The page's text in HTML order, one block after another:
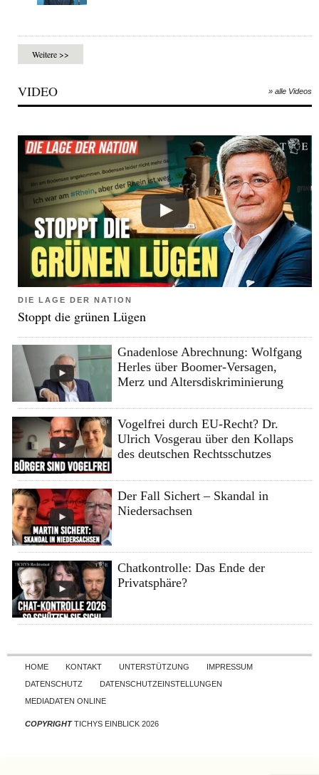
Weitere >>
VIDEO » alle Videos
DIE LAGE DER NATION
Stoppt die grünen Lügen
Gnadenlose Abrechnung: Wolfgang
Herles über Boomer-Versagen,
Merz und Altersdiskriminierung
Vogelfrei durch EU-Recht? Dr.
Ulrich Vosgerau über den Kollaps
des deutschen Rechtsschutzes
Der Fall Sichert – Skandal in
Niedersachsen
Chatkontrolle: Das Ende der
Privatsphäre?
Skip to content
HOME KONTAKT UNTERSTÜTZUNG
IMPRESSUM
DATENSCHUTZ
DATENSCHUTZEINSTELLUNGEN
MEDIADATEN ONLINE
COPYRIGHTTICHYS EINBLICK 2026